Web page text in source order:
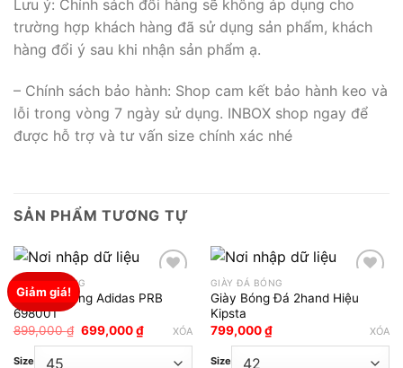
Lưu ý: Chính sách đổi hàng sẽ không áp dụng cho
trường hợp khách hàng đã sử dụng sản phẩm, khách
hàng đổi ý sau khi nhận sản phẩm ạ.
– Chính sách bảo hành: Shop cam kết bảo hành keo và
lỗi trong vòng 7 ngày sử dụng. INBOX shop ngay để
được hỗ trợ và tư vấn size chính xác nhé
SẢN PHẨM TƯƠNG TỰ
Giảm giá!
GIÀY ĐÁ BÓNG
Giày Đá Bóng Adidas PRB
698001
899,000₫ Giá
gốc
699,000₫Giá
hiện
Size
XÓA
GIÀY ĐÁ BÓNG
Giày Bóng Đá 2hand Hiệu
Kipsta
799,000₫
Size
XÓA